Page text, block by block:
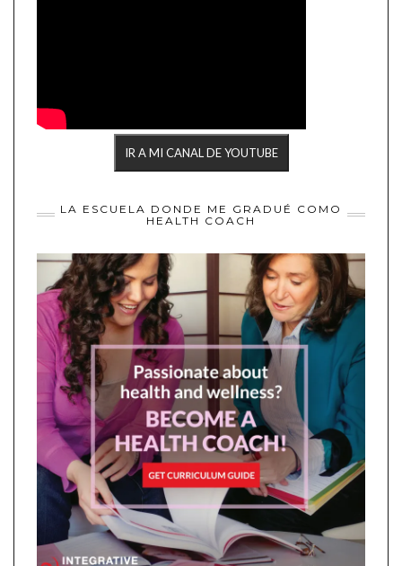
IR A MI CANAL DE YOUTUBE
LA ESCUELA DONDE ME GRADUÉ COMO
HEALTH COACH